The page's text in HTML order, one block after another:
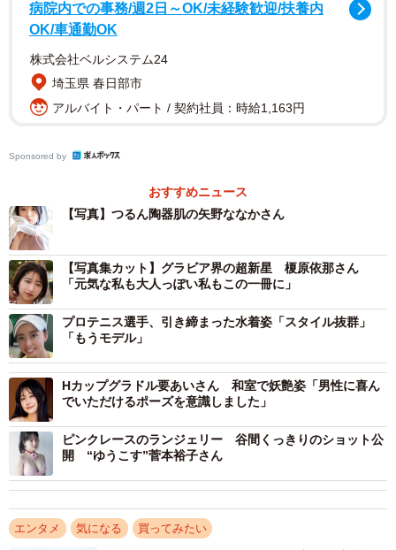
病院内での事務/週2日～OK/未経験歓迎/扶養内
OK/車通勤OK
株式会社ベルシステム24
埼玉県 春日部市
アルバイト・パート / 契約社員：時給1,163円
Sponsored by
おすすめニュース
【写真】つるん陶器肌の矢野ななかさん
【写真集カット】グラビア界の超新星 榎原依那さん
「元気な私も大人っぽい私もこの一冊に」
プロテニス選手、引き締まった水着姿「スタイル抜群」
「もうモデル」
Hカップグラドル要あいさん 和室で妖艶姿「男性に喜ん
でいただけるポーズを意識しました」
ピンクレースのランジェリー 谷間くっきりのショット公
開 “ゆうこす”菅本裕子さん
エンタメ 気になる 買ってみたい